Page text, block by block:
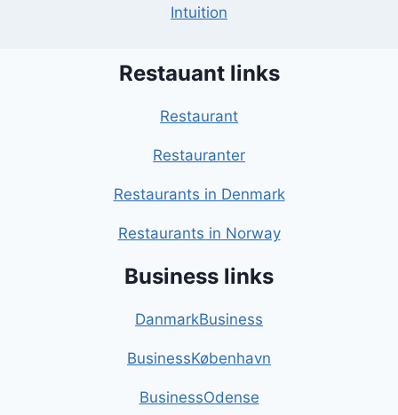
Intuition
Restauant links
Restaurant
Restauranter
Restaurants in Denmark
Restaurants in Norway
Business links
DanmarkBusiness
BusinessKøbenhavn
BusinessOdense